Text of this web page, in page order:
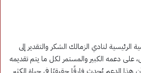
الرئيسية لنادي الزمالك الشكر والتقدير إلى
على دعمه الكبير والمستمر لكل ما يتم تقديمه
الدعم يُحدث فارقًا حقيقيًا في حياة الكثير